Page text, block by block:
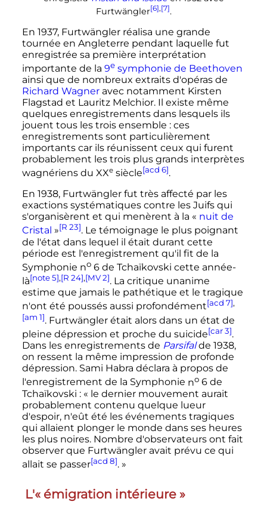
Furtwängler[6],[7].
En 1937, Furtwängler réalisa une grande
tournée en Angleterre pendant laquelle fut
enregistrée sa première interprétation
importante de la 9e symphonie de Beethoven
ainsi que de nombreux extraits d'opéras de
Richard Wagneravec notamment Kirsten
Flagstad et Lauritz Melchior. Il existe même
quelques enregistrements dans lesquels ils
jouent tous les trois ensemble : ces
enregistrements sont particulièrement
importants car ils réunissent ceux qui furent
probablement les trois plus grands interprètes
wagnériens du XXe siècle[acd 6].
En 1938, Furtwängler fut très affecté par les
exactions systématiques contre les Juifs qui
s'organisèrent et qui menèrent à la « nuit de
Cristal »[R 23]. Le témoignage le plus poignant
de l'état dans lequel il était durant cette
période est l'enregistrement qu'il fit de la
Symphonie no 6de Tchaïkovski cette année-
là[note 5],[R 24],[MV 2]. La critique unanime
estime que jamais le pathétique et le tragique
n'ont été poussés aussi profondément[acd 7],
[am 1]. Furtwängler était alors dans un état de
pleine dépression et proche du suicide[car 3].
Dans les enregistrements de Parsifalde 1938,
on ressent la même impression de profonde
dépression. Sami Habra déclara à propos de
l'enregistrement de la Symphonie no 6de
Tchaïkovski : « le dernier mouvement aurait
probablement contenu quelque lueur
d'espoir, n'eût été les événements tragiques
qui allaient plonger le monde dans ses heures
les plus noires. Nombre d'observateurs ont fait
observer que Furtwängler avait prévu ce qui
allait se passer[acd 8]. »
L'« émigration intérieure »